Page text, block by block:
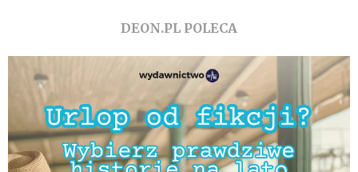
DEON.PL POLECA